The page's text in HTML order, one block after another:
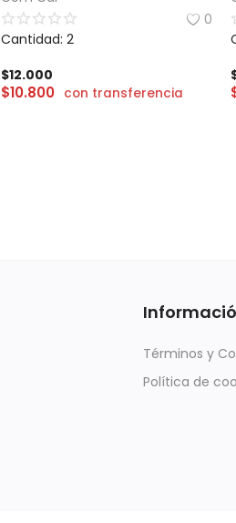
0
Cantidad: 2
$12.000
$10.800 con transferencia
Términos y
Política de